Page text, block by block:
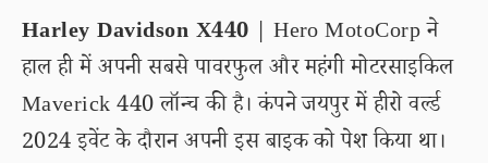
Harley Davidson X440 | Hero MotoCorp ने
हाल ही में अपनी सबसे पावरफुल और महंगी मोटरसाइकिल
Maverick 440 लॉन्च की है। कंपने जयपुर में हीरो वर्ल्ड
2024 इवेंट के दौरान अपनी इस बाइक को पेश किया था।